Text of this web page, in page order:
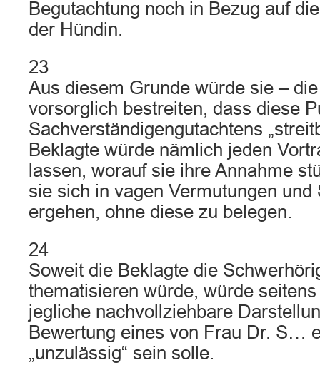
Begutachtung noch in Bezug auf
der Hündin.
23
Aus diesem Grunde würde sie –
vorsorglich bestreiten, dass diese
Sachverständigengutachtens
Beklagte würde nämlich jeden
lassen, worauf sie ihre Annahme
sie sich in vagen Vermutungen und
ergehen, ohne diese zu belegen.
24
Soweit die Beklagte die
thematisieren würde, würde
jegliche nachvollziehbare
Bewertung eines von Frau Dr. S…
„unzulässig“ sein solle.